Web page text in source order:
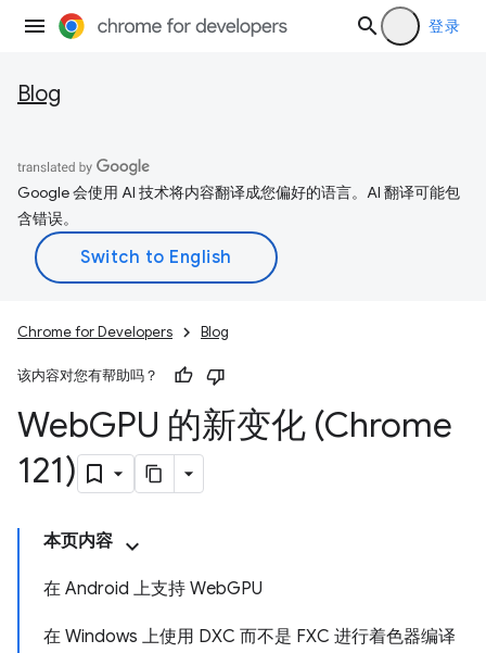
登录
Blog
Google 会使用 AI 技术将内容翻译成您偏好的语言。AI 翻译可能包
含错误。
Chrome for Developers Blog
该内容对您有帮助吗？
WebGPU 的新变化 (Chrome
121)
本页内容
在 Android 上支持 WebGPU
在 Windows 上使用 DXC 而不是 FXC 进行着色器编译